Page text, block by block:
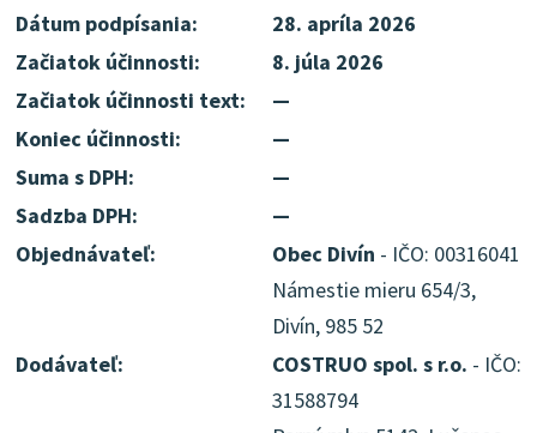
Dátum podpísania:
28. apríla 2026
Začiatok účinnosti:
8. júla 2026
Začiatok účinnosti text:
—
Koniec účinnosti:
—
Suma s DPH:
—
Sadzba DPH:
—
Objednávateľ:
Obec Divín - IČO: 00316041
Námestie mieru 654/3,
Divín, 985 52
Dodávateľ:
COSTRUO spol. s r.o. - IČO:
31588794